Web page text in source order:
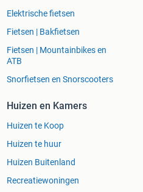
Elektrische fietsen
Fietsen | Bakfietsen
Fietsen | Mountainbikes en
ATB
Snorfietsen en Snorscooters
Huizen en Kamers
Huizen te Koop
Huizen te huur
Huizen Buitenland
Recreatiewoningen